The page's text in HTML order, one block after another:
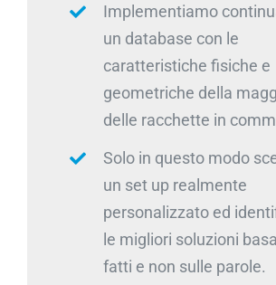
Implementiamo
un database con le
caratteristiche fisiche e
geometriche della
delle racchette in
Solo in questo modo
un set up realmente
personalizzato ed
le migliori soluzioni
fatti e non sulle parole.